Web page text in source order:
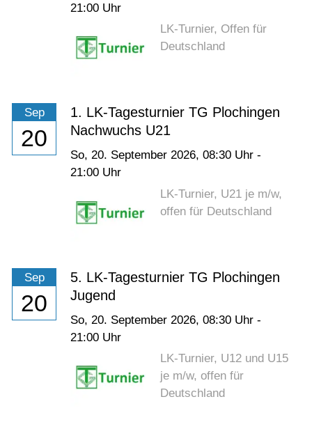
21:00 Uhr
LK-Turnier, Offen für
Deutschland
Sep
20
1. LK-Tagesturnier TG Plochingen
Nachwuchs U21
So, 20. September 2026, 08:30 Uhr -
21:00 Uhr
LK-Turnier, U21 je m/w,
offen für Deutschland
Sep
20
5. LK-Tagesturnier TG Plochingen
Jugend
So, 20. September 2026, 08:30 Uhr -
21:00 Uhr
LK-Turnier, U12 und U15
je m/w, offen für
Deutschland